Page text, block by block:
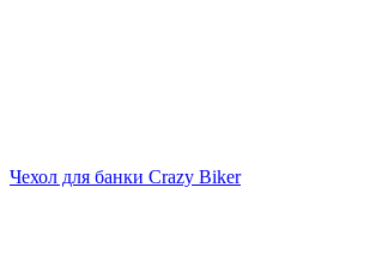
Чехол для банки Crazy Biker